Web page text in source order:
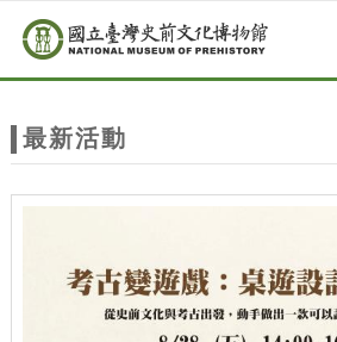
站
主
跳到主要內容
網站導覽
最新活動